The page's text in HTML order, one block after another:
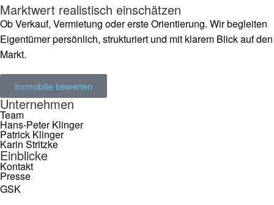
Marktwert realistisch einschätzen
Ob Verkauf, Vermietung oder erste Orientierung. Wir begleiten
Eigentümer persönlich, strukturiert und mit klarem Blick auf den
Markt.
Immobilie bewerten
Unternehmen
Team
Hans-Peter Klinger
Patrick Klinger
Karin Stritzke
Einblicke
Kontakt
Presse
GSK